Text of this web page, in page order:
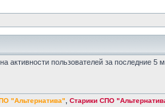
активности пользователей за последние 5
"Альтернатива" Старики СПО